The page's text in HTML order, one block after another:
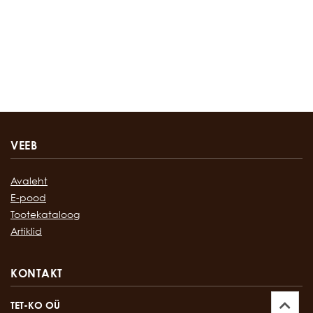
VEEB
Avaleht
E-pood
Tootekataloog
Artiklid
KONTAKT
TET-KO OÜ